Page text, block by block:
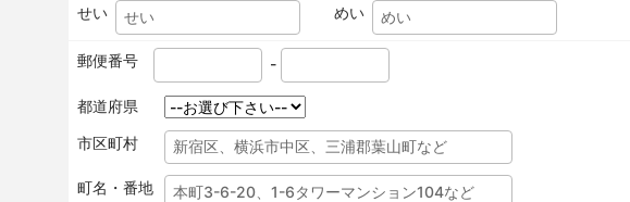
せい めい
郵便番号 -
都道府県
市区町村
町名・番地